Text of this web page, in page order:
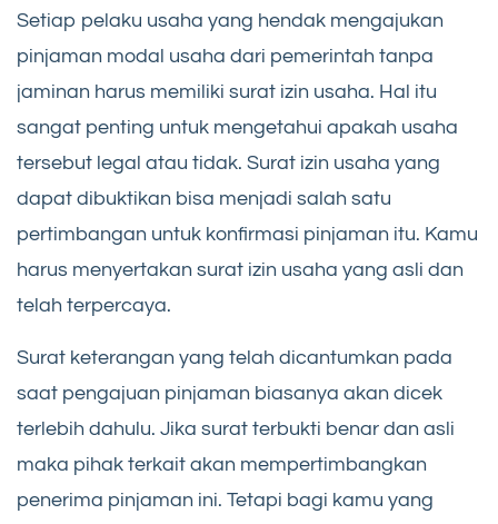
Setiap pelaku usaha yang hendak mengajukan
pinjaman modal usaha dari pemerintah tanpa
jaminan harus memiliki surat izin usaha. Hal itu
sangat penting untuk mengetahui apakah usaha
tersebut legal atau tidak. Surat izin usaha yang
dapat dibuktikan bisa menjadi salah satu
pertimbangan untuk konfirmasi pinjaman itu. Kamu
harus menyertakan surat izin usaha yang asli dan
telah terpercaya.
Surat keterangan yang telah dicantumkan pada
saat pengajuan pinjaman biasanya akan dicek
terlebih dahulu. Jika surat terbukti benar dan asli
maka pihak terkait akan mempertimbangkan
penerima pinjaman ini. Tetapi bagi kamu yang